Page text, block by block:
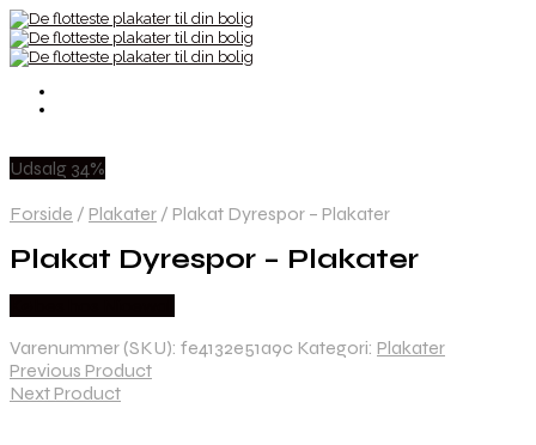
Udsalg 34%
Forside / Plakater / Plakat Dyrespor – Plakater
Plakat Dyrespor – Plakater
Varenummer (SKU): fe4132e51a9c Kategori: Plakater
Previous Product
Next Product